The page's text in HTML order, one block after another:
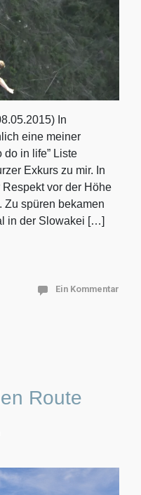
In
eine meiner
do in life” Liste
Exkurs zu mir. In
vor der Höhe
Zu spüren bekamen
in der Slowakei […]
Ein Kommentar
Route